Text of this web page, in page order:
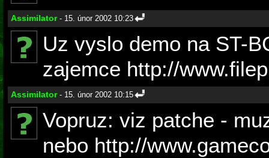
Assimilator- 15. únor 2002 10:23
Uz vyslo demo na ST-
zajemce http://
Assimilator- 15. únor 2002 10:15
Vopruz: viz patche -
nebo http://